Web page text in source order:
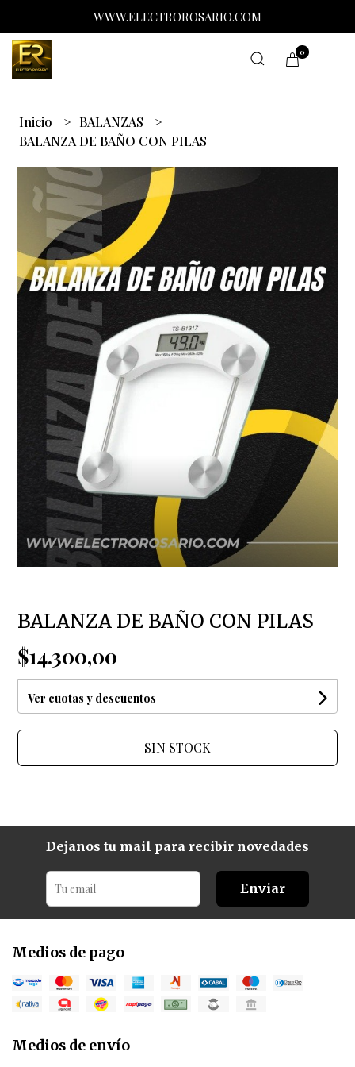
WWW.ELECTROROSARIO.COM
0
Inicio
BALANZAS
BALANZA DE BAÑO CON PILAS
BALANZA DE BAÑO CON PILAS
$14.300,00
Ver cuotas y descuentos
SIN STOCK
Dejanos tu mail para recibir novedades
Enviar
Medios de pago
Medios de envío